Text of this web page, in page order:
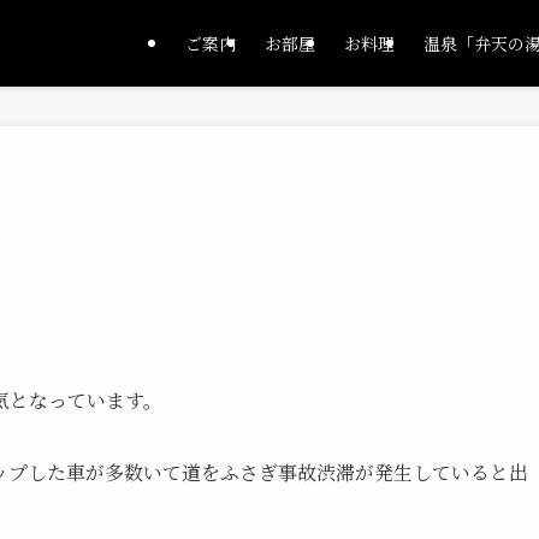
ご案内 お部屋 お料理 温泉「弁天の
なっています。
した車が多数いて道をふさぎ事故渋滞が発生していると出